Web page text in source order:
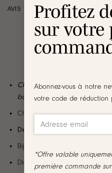
Profitez
sur votre
Abonnez-vous à notre
votre code de réduction
*Offre valable
première commande
AVIS
Changez de look en un clin
boucles d’oreilles
Choisissez le packavec ou
Design des créoles:
Bijou en acier inoxydable doré
Diamètre de l’anneau : 2 cm